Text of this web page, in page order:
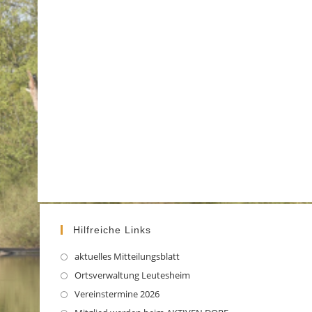
Hilfreiche Links
aktuelles MitteilungsblattOpens
in
new
Ortsverwaltung LeutesheimOpens
Vereinstermine 2026Opens